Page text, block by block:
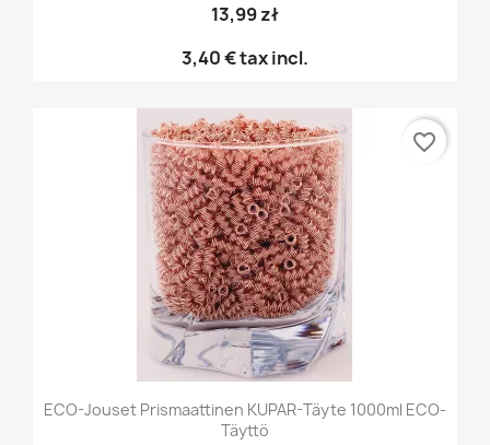
13,99 zł
3,40 €tax incl.
ECO-Jouset Prismaattinen KUPAR-Täyte 1000ml ECO-
Täyttö
favorite_border